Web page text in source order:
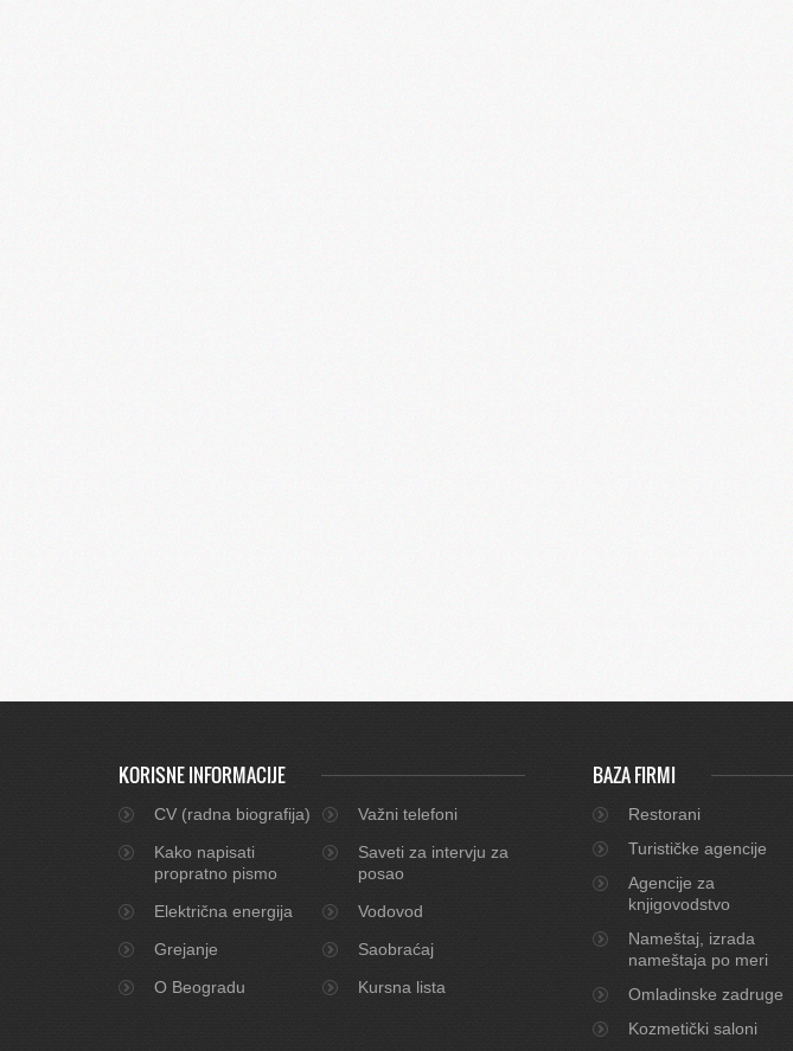
KORISNE INFORMACIJE
CV (radna biografija)
Važni telefoni
Kako napisati
propratno pismo
Saveti za intervju za
posao
Električna energija
Vodovod
Grejanje
Saobraćaj
O Beogradu
Kursna lista
BAZA FIRMI
Restorani
Turističke agencije
Agencije za
knjigovodstvo
Nameštaj, izrada
nameštaja po meri
Omladinske zadruge
Kozmetički saloni